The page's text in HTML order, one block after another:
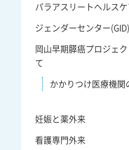
パラアスリートヘルス
ジェンダーセンター
岡山早期膵癌プロジェ
て
かかりつけ医療機関
妊娠と薬外来
看護専門外来